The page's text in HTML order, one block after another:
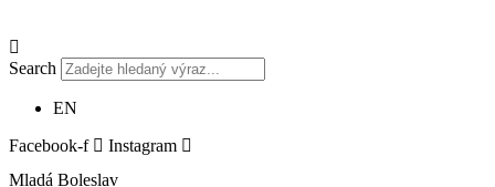
Search
EN
Facebook-f
Instagram
Mladá Boleslav